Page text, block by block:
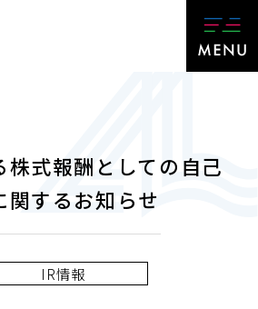
株式報酬としての自己
関するお知らせ
IR情報